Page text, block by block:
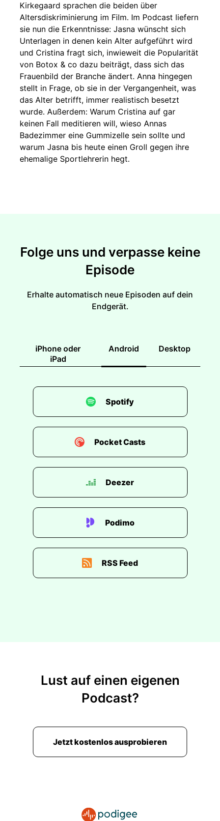
Kirkegaard sprachen die beiden über
Altersdiskriminierung im Film. Im Podcast liefern
sie nun die Erkenntnisse: Jasna wünscht sich
Unterlagen in denen kein Alter aufgeführt wird
und Cristina fragt sich, inwieweit die Popularität
von Botox & co dazu beiträgt, dass sich das
Frauenbild der Branche ändert. Anna hingegen
stellt in Frage, ob sie in der Vergangenheit, was
das Alter betrifft, immer realistisch besetzt
wurde. Außerdem: Warum Cristina auf gar
keinen Fall meditieren will, wieso Annas
Badezimmer eine Gummizelle sein sollte und
warum Jasna bis heute einen Groll gegen ihre
ehemalige Sportlehrerin hegt.
Folge uns und verpasse keine
Episode
Erhalte automatisch neue Episoden auf dein
Endgerät.
iPhone oder
iPad
Android Desktop
Spotify
Pocket Casts
Deezer
Podimo
RSS Feed
Lust auf einen eigenen
Podcast?
Jetzt kostenlos ausprobieren